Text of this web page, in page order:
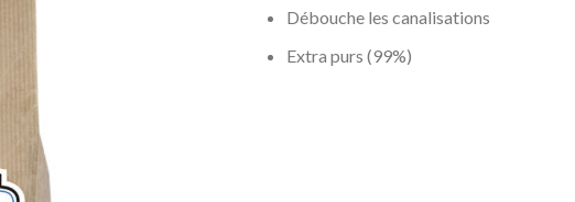
Débouche les canalisations
Extra purs (99%)